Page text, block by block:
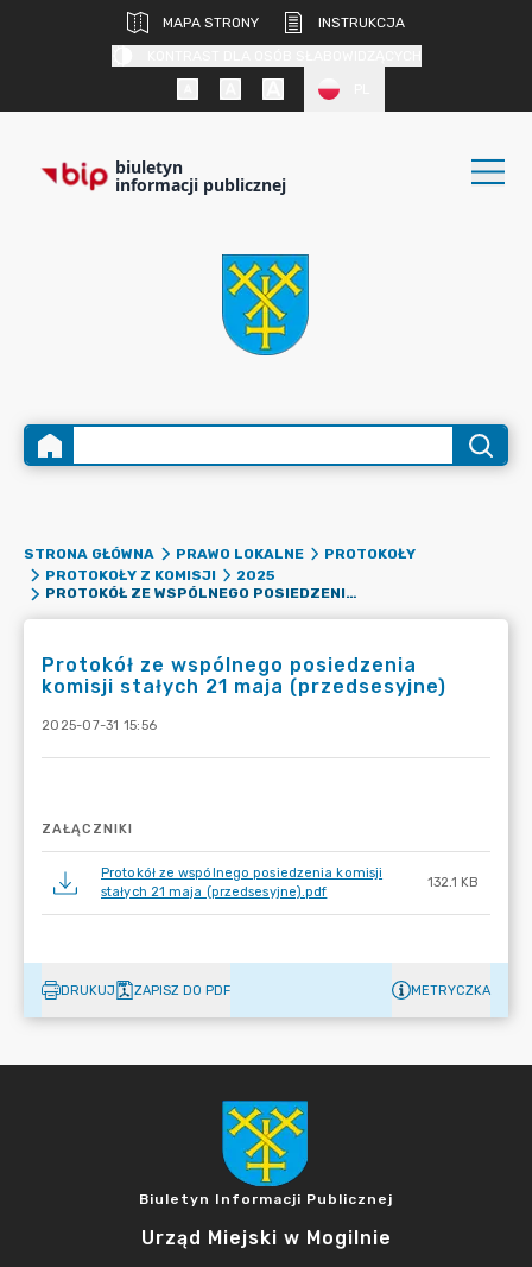
MAPA STRONY
INSTRUKCJA
biuletyn
informacji publicznej
STRONA GŁÓWNA PRAWO LOKALNE
PROTOKOŁY
PROTOKOŁY Z KOMISJI
2025
PROTOKÓŁ ZE WSPÓLNEGO POSIEDZENIA KOMISJI STAŁYCH 21 MAJA (PRZEDSESYJNE)
Protokół ze wspólnego posiedzenia
komisji stałych 21 maja (przedsesyjne)
2025-07-31 15:56
ZAŁĄCZNIKI
Protokół ze wspólnego posiedzenia komisji
stałych 21 maja (przedsesyjne).pdf
132.1 KB
DRUKUJ ZAPISZ DO PDF METRYCZKA
Biuletyn Informacji Publicznej
Urząd Miejski w Mogilnie